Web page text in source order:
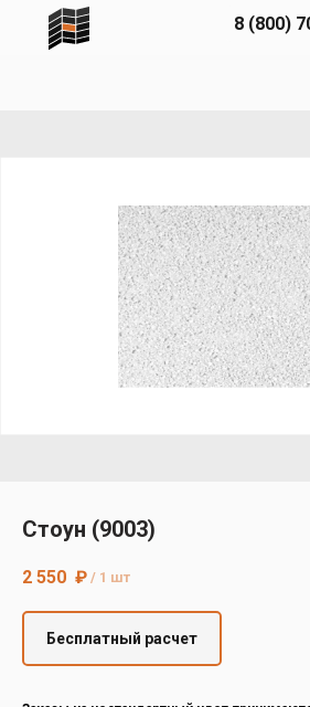
8 (800)
Фибратек
Бесплатный
расчет
Контакты
Дисконт
Стоун (9003)
2 550 ₽ / 1 шт
Бесплатный расчет